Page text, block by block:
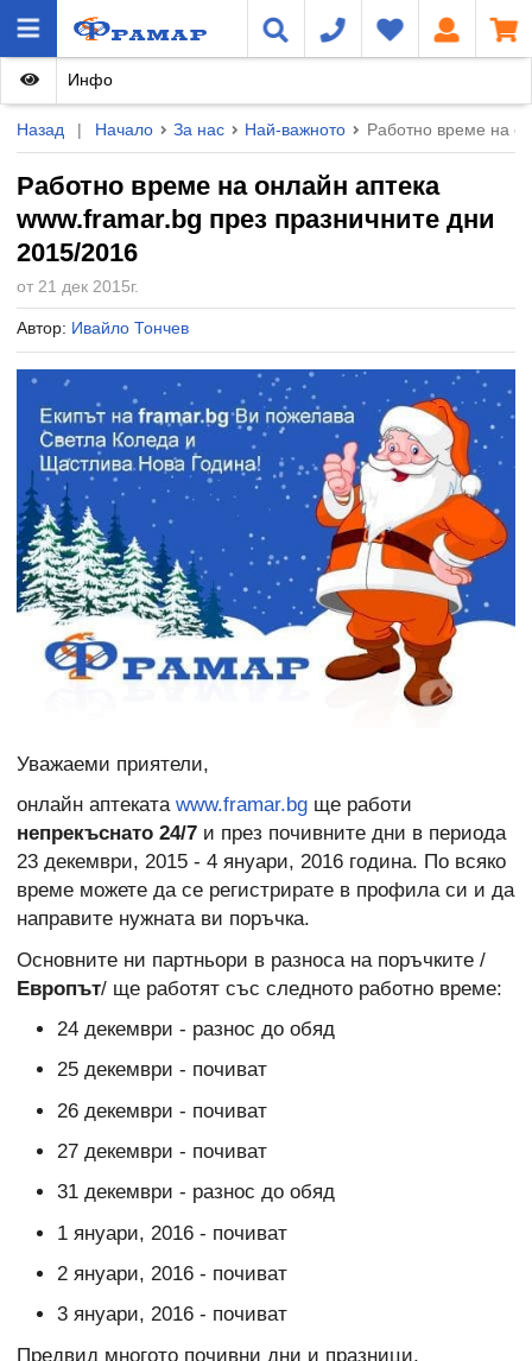
Назад | Начало За нас Най-важното Работно време на
Работно време на онлайн аптека
www.framar.bg през празничните дни
2015/2016
от 21 дек 2015г.
Автор: Ивайло Тончев
Инфо
Уважаеми приятели,
онлайн аптеката www.framar.bg ще работи
непрекъснато 24/7 и през почивните дни в периода
23 декември, 2015 - 4 януари, 2016 година. По всяко
време можете да се регистрирате в профила си и да
направите нужната ви поръчка.
Основните ни партньори в разноса на поръчките /
Европът/ ще работят със следното работно време:
24 декември - разнос до обяд
25 декември - почиват
26 декември - почиват
27 декември - почиват
31 декември - разнос до обяд
1 януари, 2016 - почиват
2 януари, 2016 - почиват
3 януари, 2016 - почиват
Предвид многото почивни дни и празници,